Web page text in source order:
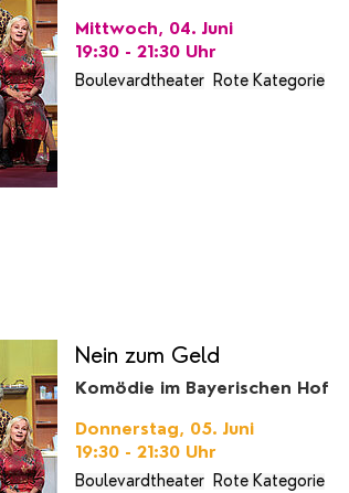
Mittwoch, 04. Juni
19:30 - 21:30 Uhr
Boulevardtheater Rote Kategorie
Nein zum Geld
Komödie im Bayerischen Hof
Donnerstag, 05. Juni
19:30 - 21:30 Uhr
Boulevardtheater Rote Kategorie